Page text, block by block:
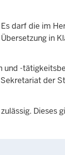
darf die im
in
und -
der
Dieses